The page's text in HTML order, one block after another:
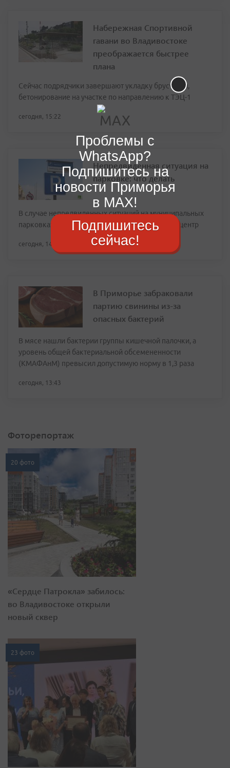
Набережная Спортивной
гавани во Владивостоке
преображается быстрее
плана
Сейчас подрядчики завершают укладку брусчатки,
бетонирование на участке по направлению к ТЭЦ-1
сегодня, 15:22
Непредвиденная ситуация на
парковке: что делать
В случае непредвиденных ситуаций на муниципальных
парковках водителей просят обращаться в кол-центр
сегодня, 14:25
В Приморье забраковали
партию свинины из-за
опасных бактерий
В мясе нашли бактерии группы кишечной палочки, а
уровень общей бактериальной обсемененности
(КМАФАнМ) превысил допустимую норму в 1,3 раза
сегодня, 13:43
Фоторепортаж
20 фото
«Сердце Патрокла» забилось:
во Владивостоке открыли
новый сквер
23 фото
Проблемы с
WhatsApp?
Подпишитесь на
новости Приморья
в MAX!
Подпишитесь
сейчас!